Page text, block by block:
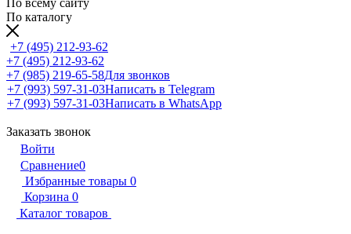
По всему сайту
По каталогу
+7 (495) 212-93-62
+7 (495) 212-93-62
+7 (985) 219-65-58Для звонков
+7 (993) 597-31-03Написать в Telegram
+7 (993) 597-31-03Написать в WhatsApp
Заказать звонок
Войти
Сравнение0
Избранные товары 0
Корзина 0
Каталог товаров